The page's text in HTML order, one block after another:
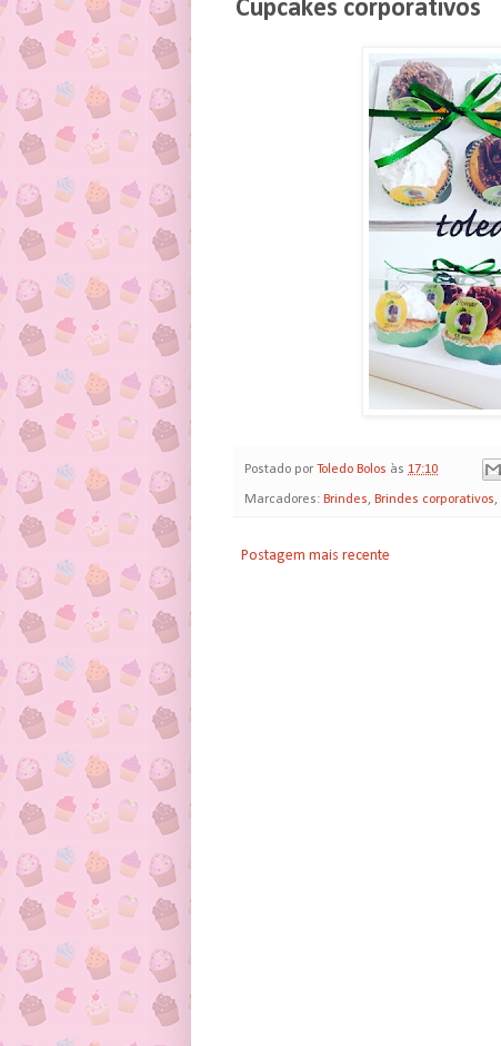
Cupcakes corporativos
Postado por Toledo Bolos às 17:10
Marcadores: Brindes, Brindes corporativos,
Postagem mais recente